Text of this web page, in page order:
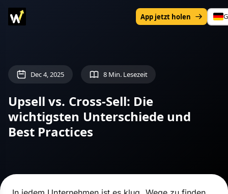
App jetzt holen
Dec 4, 2025 8 Min. Lesezeit
Upsell vs. Cross-Sell: Die
wichtigsten Unterschiede und
Best Practices